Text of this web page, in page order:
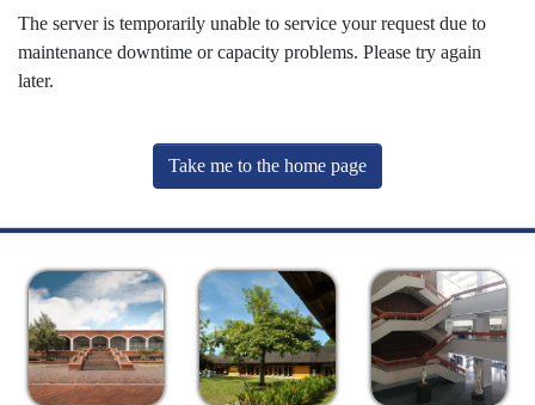
The server is temporarily unable to service your request due to
maintenance downtime or capacity problems. Please try again
later.
Take me to the home page